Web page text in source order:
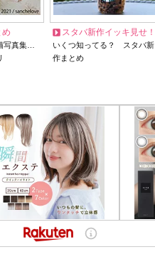
め
写真集…
スタバ新作イッキ見せ！
いくつ知ってる？ スタバ新
作まとめ